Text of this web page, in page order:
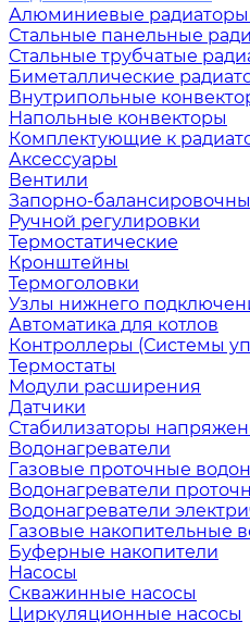
Алюминиевые радиаторы
Стальные панельные
Стальные трубчатые
Биметаллические
Внутрипольные
Напольные конвекторы
Комплектующие к
Аксессуары
Вентили
Запорно-
Ручной регулировки
Термостатические
Кронштейны
Термоголовки
Узлы нижнего
Автоматика для котлов
Контроллеры (Системы
Термостаты
Модули расширения
Датчики
Стабилизаторы
Водонагреватели
Газовые проточные
Водонагреватели
Водонагреватели
Газовые накопительные
Буферные накопители
Насосы
Скважинные насосы
Циркуляционные насосы